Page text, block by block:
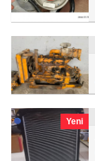
Yeni